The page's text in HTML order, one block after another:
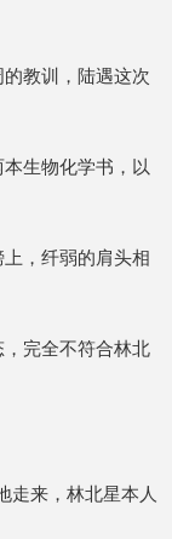
教训，陆遇这次
生物化学书，以
，纤弱的肩头相
完全不符合林北
走来，林北星本人